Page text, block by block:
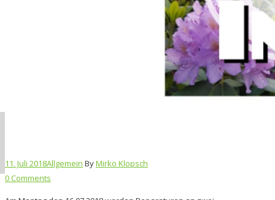
11. Juli 2018Allgemein ByMirko Klopsch
0 Comments